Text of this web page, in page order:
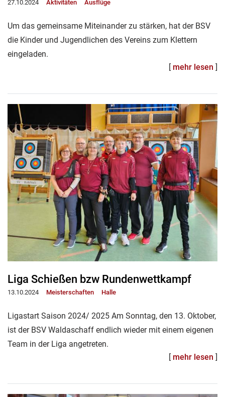
27.10.2024 Aktivitäten Ausflüge
Um das gemeinsame Miteinander zu stärken, hat der BSV
die Kinder und Jugendlichen des Vereins zum Klettern
eingeladen.
[ mehr lesen ]
Liga Schießen bzw Rundenwettkampf
13.10.2024 Meisterschaften Halle
Ligastart Saison 2024/ 2025 Am Sonntag, den 13. Oktober,
ist der BSV Waldaschaff endlich wieder mit einem eigenen
Team in der Liga angetreten.
[ mehr lesen ]